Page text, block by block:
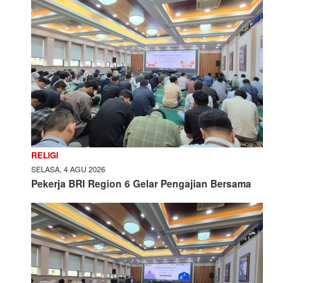
RELIGI
SELASA, 4 AGU 2026
Pekerja BRI Region 6 Gelar Pengajian Bersama